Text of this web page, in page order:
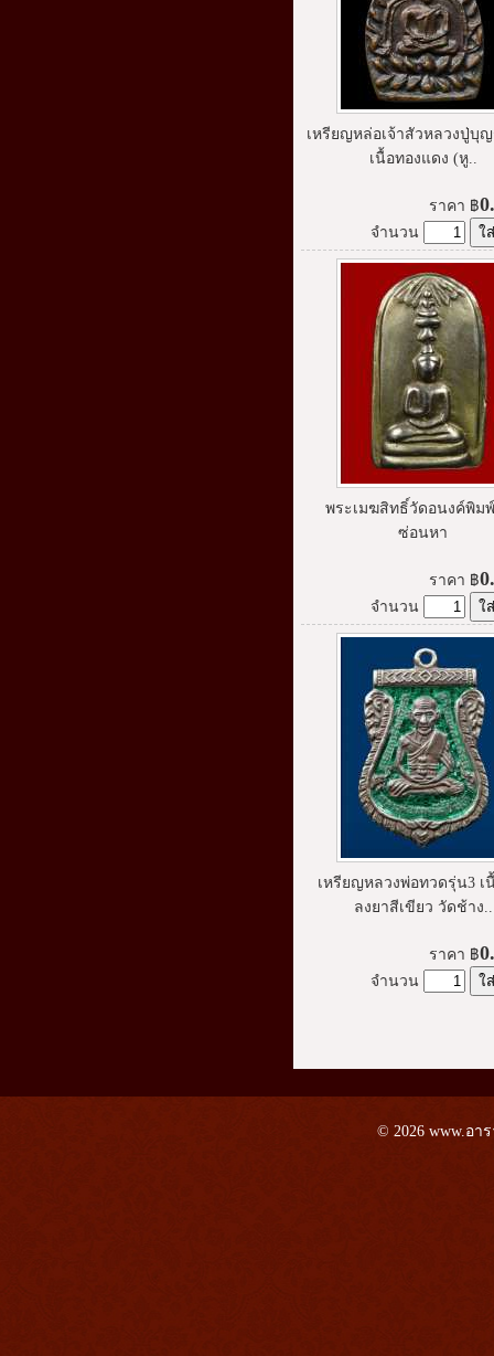
เหรียญหล่อเจ้าสัวหลวงปู่บุ
เนื้อทองแดง (หู..
ราคา ฿
จำนวน
พระเมฆสิทธิ์วัดอนงค์พิม
ซ่อนหา
ราคา ฿
จำนวน
เหรียญหลวงพ่อทวดรุ่น3 เ
ลงยาสีเขียว วัดช้าง..
ราคา ฿
จำนวน
© 2026 www.อาร